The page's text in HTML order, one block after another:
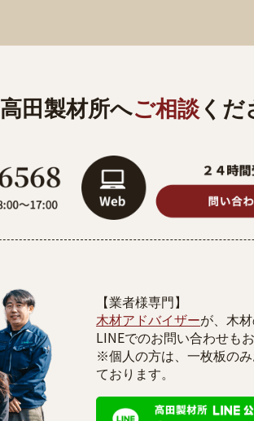
高田製材所へご相談くだ
【業者様専門】
木材アドバイザーが、木
LINEでのお問い合わせも
※個人の方は、一枚板の
ております。